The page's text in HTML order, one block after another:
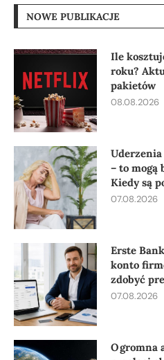
NOWE PUBLIKACJE
Ile
roku?
pakietów
08.08.2026
– to mogą
Kiedy są
07.08.2026
Erste
konto
zdobyć
07.08.2026
Ogromna